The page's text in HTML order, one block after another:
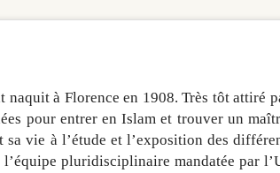
naquit à Florence en 1908. Très tôt attiré
pour entrer en Islam et trouver un
sa vie à l’étude et l’exposition des
pluridisciplinaire mandatée par